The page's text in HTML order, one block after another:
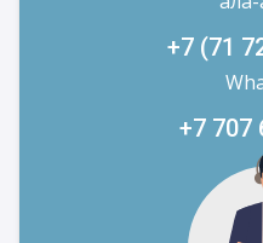
+7 (71
+7 707